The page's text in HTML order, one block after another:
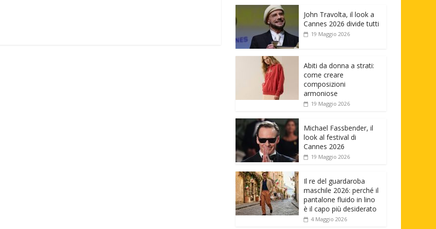
John Travolta, il look a
Cannes 2026 divide tutti
19 Maggio 2026
Abiti da donna a strati:
come creare
composizioni
armoniose
19 Maggio 2026
Michael Fassbender, il
look al festival di
Cannes 2026
19 Maggio 2026
Il re del guardaroba
maschile 2026: perché il
pantalone fluido in lino
è il capo più desiderato
4 Maggio 2026